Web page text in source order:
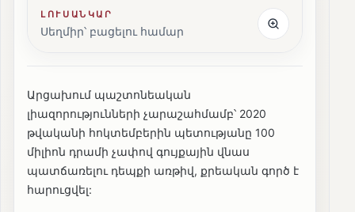
ԼՈՒՍԱՆԿԱՐ
Սեղմիր՝ բացելու համար
Արցախում պաշտոնեական
լիազորությունների չարաշահմամբ՝ 2020
թվականի հոկտեմբերին պետությանը 100
միլիոն դրամի չափով գույքային վնաս
պատճառելու դեպքի առթիվ, քրեական գործ է
հարուցվել: